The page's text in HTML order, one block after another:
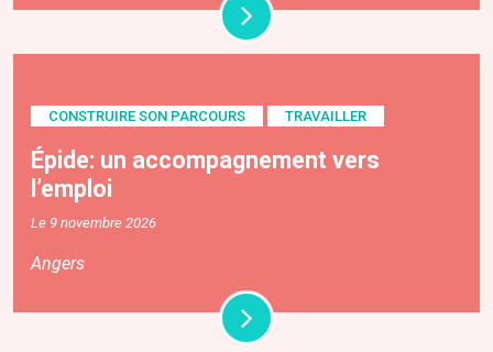
CONSTRUIRE SON PARCOURS TRAVAILLER
Épide: un accompagnement vers
l’emploi
Le 9 novembre 2026
Angers